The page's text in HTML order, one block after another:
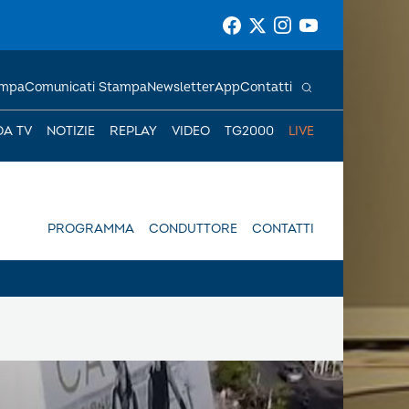
TV NOTIZIE REPLAY VIDEO TG2000 LIVE
Comunicati StampaNewsletterAppContatti
PROGRAMMA CONDUTTORE CONTATTI